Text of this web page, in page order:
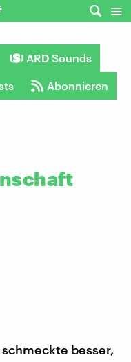
ARD Sounds
Abonnieren
schmeckte besser,